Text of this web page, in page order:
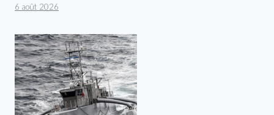
6 août 2026